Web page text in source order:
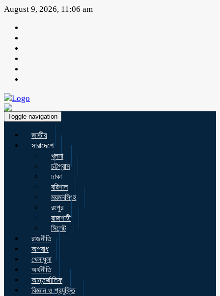
August 9, 2026, 11:06 am
Toggle navigation
জাতীয়
সারাদেশে
খুলনা
চট্টগ্রাম
ঢাকা
বরিশাল
ময়মনসিংহ
রংপুর
রাজশাহী
সিলেট
রাজনীতি
অপরাধ
খেলাধুলা
অর্থনীতি
আন্তর্জাতিক
বিজ্ঞান ও প্রযুক্তি